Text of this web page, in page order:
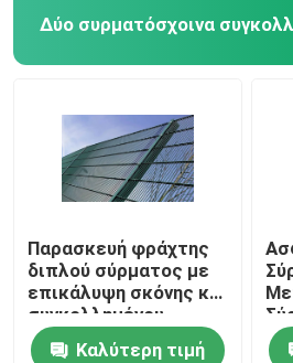
Πυρίμαχη ύλη Hexmesh
Τραβήξτε την αλυσίδα Harrow
Κιβώτιο Gabion
φράκτης καλωδίων
Παρασκευή φράχτης
διπλού σύρματος με
επικάλυψη σκόνης και
συγκολλημένου
σύρματος
Καλύτερη τιμή